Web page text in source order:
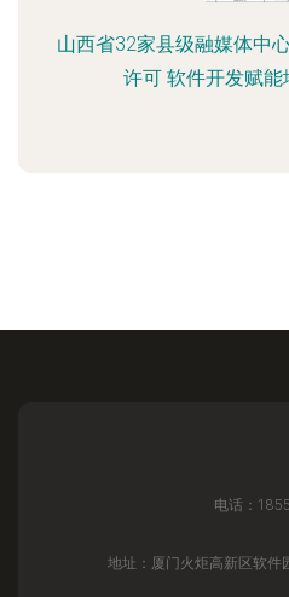
山西省32家县级融媒体中
许可 软件开发赋
电话：
地址：厦门火炬高新区软件